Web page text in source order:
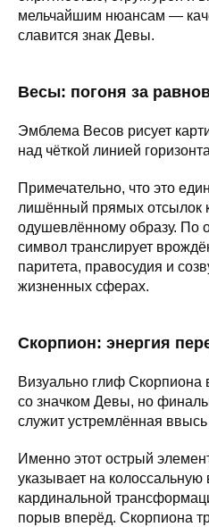
мельчайшим нюансам —
славится знак Девы.
Весы: погоня за
Эмблема Весов рисует
над чёткой линией
Примечательно, что это
лишённый прямых отсылок
одушевлённому образу. По
символ транслирует
паритета, правосудия и
жизненных сферах.
Скорпион: энергия
Визуально глиф Скорпиона
со значком Девы, но
служит устремлённая ввысь
Именно этот острый
указывает на
кардинальной
порыв вперёд. Скорпиона